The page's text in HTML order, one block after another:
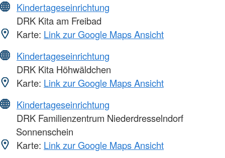
Kindertageseinrichtung
DRK Kita am Freibad
Karte: Link zur Google Maps Ansicht
Kindertageseinrichtung
DRK Kita Höhwäldchen
Karte: Link zur Google Maps Ansicht
Kindertageseinrichtung
DRK Familienzentrum Niederdresselndorf
Sonnenschein
Karte: Link zur Google Maps Ansicht